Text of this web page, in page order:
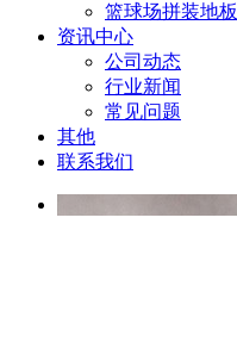
篮球场拼装地板
资讯中心
公司动态
行业新闻
常见问题
其他
联系我们